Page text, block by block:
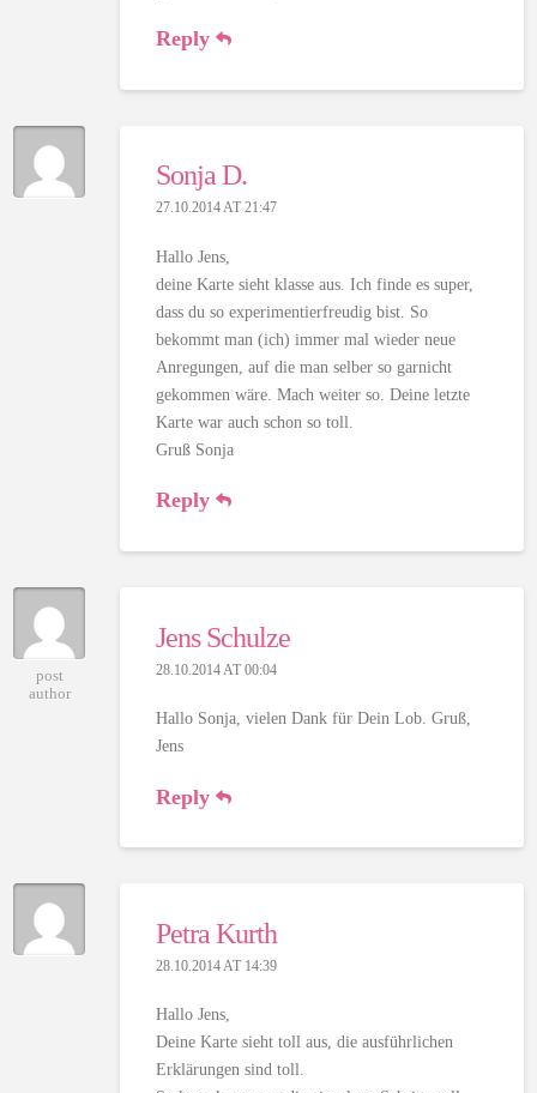
Reply
Sonja D.
27.10.2014 AT 21:47
Hallo Jens,
deine Karte sieht klasse aus. Ich finde es super,
dass du so experimentierfreudig bist. So
bekommt man (ich) immer mal wieder neue
Anregungen, auf die man selber so garnicht
gekommen wäre. Mach weiter so. Deine letzte
Karte war auch schon so toll.
Gruß Sonja
Reply
post
author
Jens Schulze
28.10.2014 AT 00:04
Hallo Sonja, vielen Dank für Dein Lob. Gruß,
Jens
Reply
Petra Kurth
28.10.2014 AT 14:39
Hallo Jens,
Deine Karte sieht toll aus, die ausführlichen
Erklärungen sind toll.